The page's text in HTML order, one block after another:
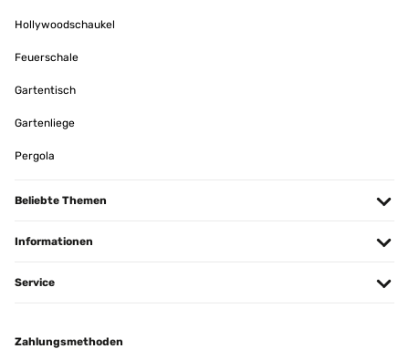
Hollywoodschaukel
Feuerschale
Gartentisch
Gartenliege
Pergola
Beliebte Themen
Informationen
Service
Zahlungsmethoden